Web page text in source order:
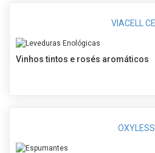
VIACELL
Vinhos tintos e rosés aromáticos
OXYLESS